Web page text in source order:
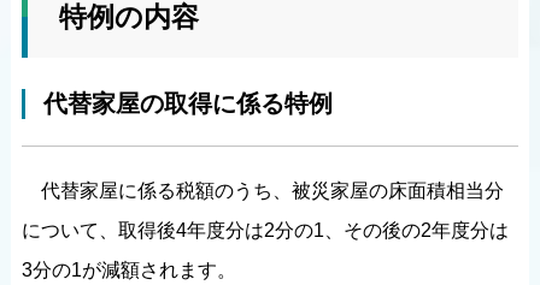
特例の内容
代替家屋の取得に係る特例
代替家屋に係る税額のうち、被災家屋の床面積相当分
について、取得後4年度分は2分の1、その後の2年度分は
3分の1が減額されます。